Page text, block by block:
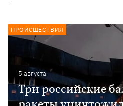
5 августа
Три российские
ПРОИСШЕСТВИЯ